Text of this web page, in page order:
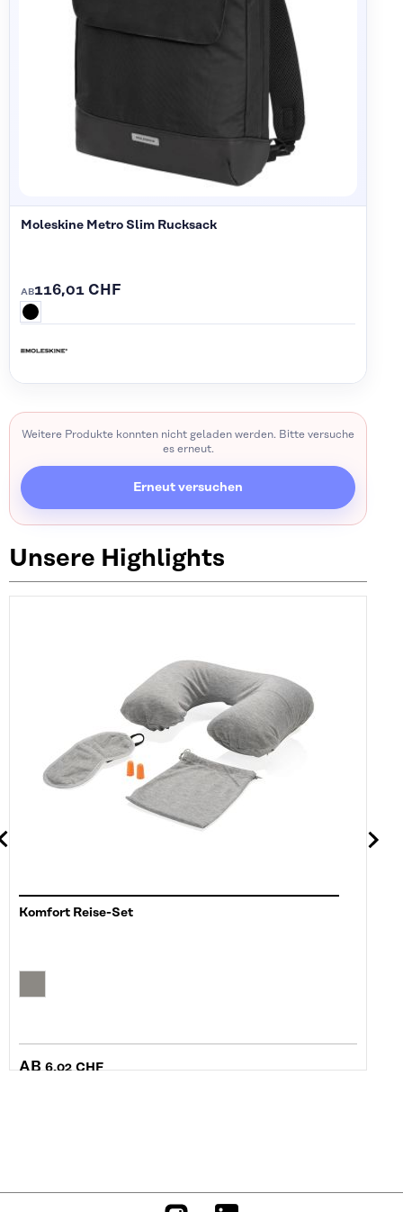
Moleskine Metro Slim Rucksack
AB116,01 CHF
Weitere Produkte konnten nicht geladen werden. Bitte versuche
es erneut.
Erneut versuchen
Unsere Highlights
Komfort Reise-Set
AB 6,02 CHF